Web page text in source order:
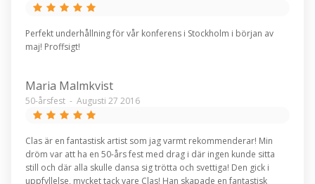
Perfekt underhållning för vår konferens i Stockholm i början av
maj! Proffsigt!
Maria Malmkvist
50-årsfest - Augusti 27 2016
Clas är en fantastisk artist som jag varmt rekommenderar! Min
dröm var att ha en 50-års fest med drag i där ingen kunde sitta
still och där alla skulle dansa sig trötta och svettiga! Den gick i
uppfyllelse, mycket tack vare Clas! Han skapade en fantastisk